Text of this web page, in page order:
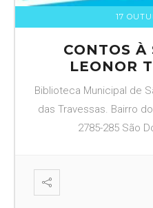
17
CONTOS À
LEONOR
Biblioteca Municipal de
das Travessas. Bairro
2785-285 São